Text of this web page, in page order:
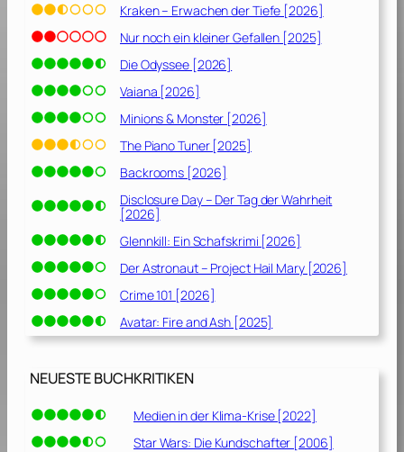
Kraken – Erwachen der Tiefe [2026]
Nur noch ein kleiner Gefallen [2025]
Die Odyssee [2026]
Vaiana [2026]
Minions & Monster [2026]
The Piano Tuner [2025]
Backrooms [2026]
Disclosure Day – Der Tag der Wahrheit
[2026]
Glennkill: Ein Schafskrimi [2026]
Der Astronaut – Project Hail Mary [2026]
Crime 101 [2026]
Avatar: Fire and Ash [2025]
NEUESTE BUCHKRITIKEN
Medien in der Klima-Krise [2022]
Star Wars: Die Kundschafter [2006]